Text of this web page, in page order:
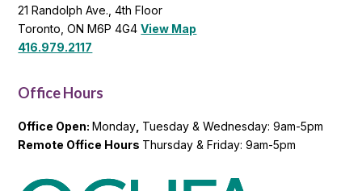
21 Randolph Ave., 4th Floor
Toronto, ON M6P 4G4View Map
416.979.2117
Office Hours
Office Open:Monday Tuesday & Wednesday: 9am-5pm
Remote Office Hours Thursday & Friday: 9am-5pm